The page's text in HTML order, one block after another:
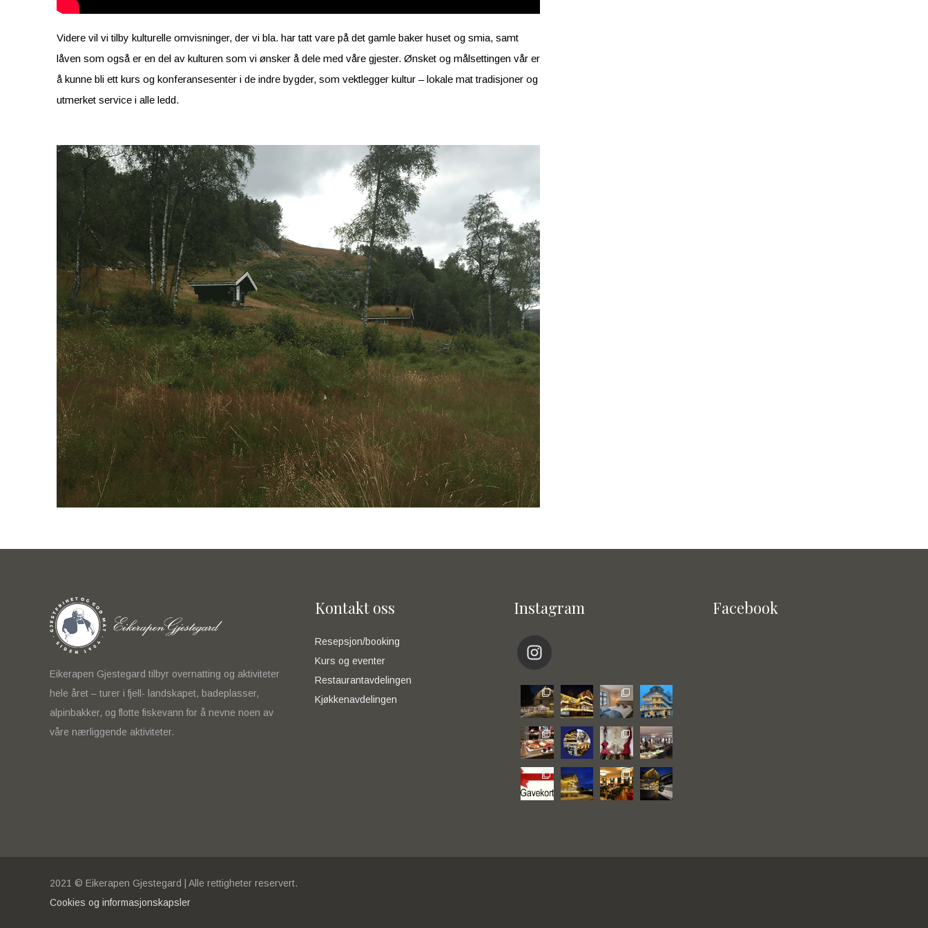
Videre vil vi tilby kulturelle omvisninger, der vi bla. har tatt vare på det gamle baker huset og smia, samt
låven som også er en del av kulturen som vi ønsker å dele med våre gjester. Ønsket og målsettingen vår er
å kunne bli ett kurs og konferansesenter i de indre bygder, som vektlegger kultur – lokale mat tradisjoner og
utmerket service i alle ledd.
Eikerapen Gjestegard tilbyr overnatting og aktiviteter
hele året – turer i fjell- landskapet, badeplasser,
alpinbakker, og flotte fiskevann for å nevne noen av
våre nærliggende aktiviteter.
Kontakt oss
Resepsjon/booking
Kurs og eventer
Restaurantavdelingen
Kjøkkenavdelingen
Instagram Facebook
2021 © Eikerapen Gjestegard | Alle rettigheter reservert.
Cookies og informasjonskapsler